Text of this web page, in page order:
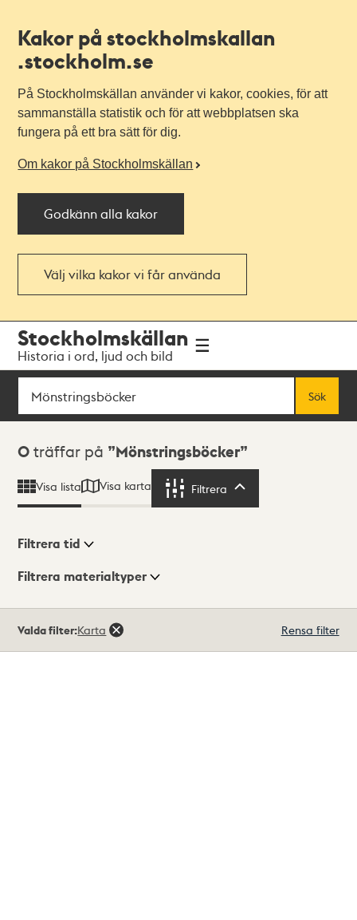
Kakor på stockholmskallan
.stockholm.se
På Stockholmskällan använder vi kakor, cookies, för att
sammanställa statistik och för att webbplatsen ska
fungera på ett bra sätt för dig.
Om kakor på Stockholmskällan
Godkänn alla kakor
Välj vilka kakor vi får använda
navigationen
huvudinnehållet
Stockholmskällan
Historia i ord, ljud och bild
Sök
Sök
Sökresultat
0 träffar på Mönstringsböcker
Visa lista Visa karta Filtrera
Visningsläge
Filtrera tid
Filtrera materialtyper
träffar
Valda filter:Karta Rensa filter